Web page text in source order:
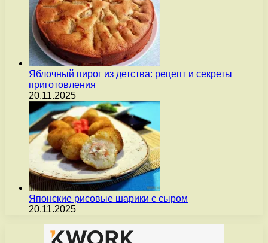
Яблочный пирог из детства: рецепт и секреты
приготовления
20.11.2025
Японские рисовые шарики с сыром
20.11.2025